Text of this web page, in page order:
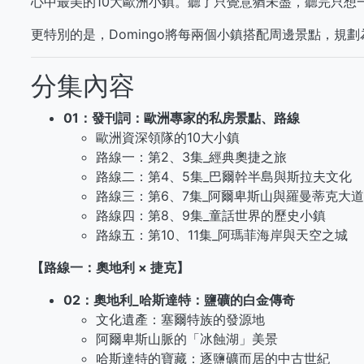
更特別的是，Domingo將每兩個小鎮搭配周邊景點，規
分集內容
01：發刊詞：歐洲專家的私房景點、路線
歐洲資深領隊的10大小鎮
路線一：第2、3集_經典奧捷之旅
路線二：第4、5集_巴爾幹半島與斯拉夫文化
路線三：第6、7集_阿爾卑斯山與羅曼蒂克大道
路線四：第8、9集_童話世界的歷史小鎮
路線五：第10、11集_阿瑪菲海岸與天空之城
【路線一：奧地利 × 捷克】
02：奧地利_哈斯達特：鹽礦的白金傳奇
文化遺產：塞爾特族的發源地
阿爾卑斯山脈的「冰蝕湖」美景
哈斯達特的寶藏：逐鹽礦而居的中古世紀